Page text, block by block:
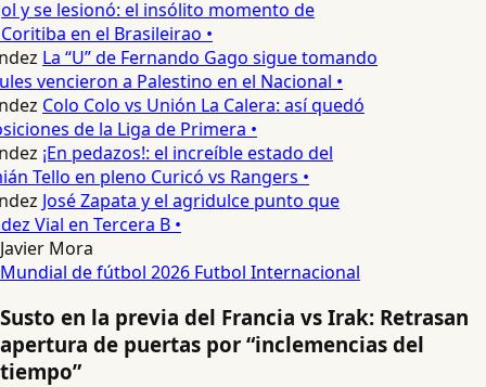
y se lesionó: el insólito momento de
en el Brasileirao •
La “U” de Fernando Gago sigue tomando
vencieron a Palestino en el Nacional •
Colo Colo vs Unión La Calera: así quedó
de la Liga de Primera •
¡En pedazos!: el increíble estado del
Tello en pleno Curicó vs Rangers •
José Zapata y el agridulce punto que
Vial en Tercera B •
Javier Mora
Mundial de fútbol 2026 Futbol Internacional
Susto en la previa del Francia vs Irak: Retrasan
apertura de puertas por “inclemencias del
tiempo”